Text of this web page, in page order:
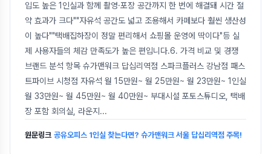
입도 높은 1인실과 함께 촬영·포장 공간까지 한 번에 해결돼 시간 절
약 효과가 크다""자유석 공간도 넓고 조용해서 카페보다 훨씬 생산성
이 높다""택배집하장이 정말 편리해서 쇼핑몰 운영에 딱이다"등 실
제 사용자들의 체감 만족도가 높은 편입니다.6. 가격 비교 및 경쟁
브랜드 분석 항목 슈가맨워크 답십리역점 스파크플러스 강남점 패스
트파이브 시청점 자유석 월 15만원~ 월 25만원~ 월 23만원~ 1인실
월 33만원~ 월 45만원~ 월 40만원~ 부대시설 포토스튜디오, 택배
장 포함 회의실, 라운지 ...
원문링크 공유오피스 1인실 찾는다면? 슈가맨워크 서울 답십리역점 주목!